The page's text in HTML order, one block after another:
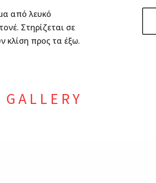
από λευκό
Στηρίζεται σε
κλίση προς τα έξω.
GALLERY